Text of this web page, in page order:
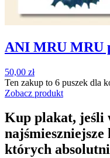
ANI MRU MRU
50,00 zł
Ten zakup to 6 puszek dla
Zobacz produkt
Kup plakat, jeśli
których